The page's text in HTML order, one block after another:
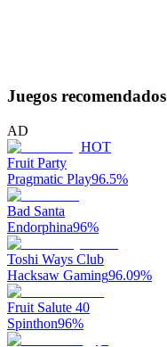
Juegos recomendados
AD
HOT
Fruit Party
Pragmatic Play96.5%
Bad Santa
Endorphina96%
Toshi Ways Club
Hacksaw Gaming96.09%
Fruit Salute 40
Spinthon96%